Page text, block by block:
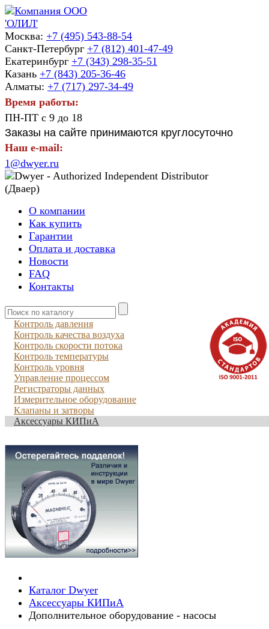
Москва: +7 (495) 543-88-54
Санкт-Петербург +7 (812) 401-47-49
Екатеринбург +7 (343) 298-35-51
Казань +7 (843) 205-36-46
Алматы: +7 (717) 297-34-49
Время работы:
ПН-ПТ с 9 до 18
Заказы на сайте принимаются круглосуточно
Наш e-mail:
1@dwyer.ru
О компании
Как купить
Гарантии
Оплата и доставка
Новости
FAQ
Контакты
Контроль давления
Контроль качества воздуха
Контроль скорости потока
Контроль температуры
Контроль уровня
Управление процессом
Регистраторы данных
Измерительное оборудование
Клапаны и затворы
Аксессуары КИПиА
Каталог Dwyer
Аксессуары КИПиА
Дополнительное оборудование - насосы